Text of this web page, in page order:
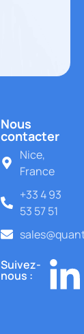
Nous
contacter
Nice,
France
+33 4 93
53 57 51
Suivez-
nous :